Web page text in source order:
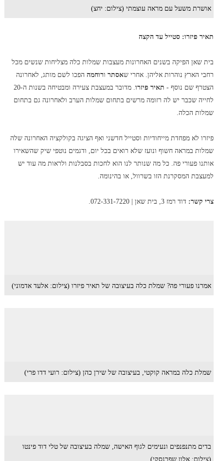
אושרת משעל עם מראה עוצמתי (צילום: יחצ)
תאיר פיזרו: סטייל עד הקצה
בית שאן הפיקה בשנים האחרונות מעצבות שמלות כלה מצליחות שנשים מכל
רחבי הארץ נוהרות אליהן. אחרי שאסתרורוחמההפכו לשם מותג, לאחרונה
הצטרף שם נוסף - תאיר פיזרו
. מדובר במעצבת צעירה ומבטיחה בשנות ה-20
לחייה שכבר יש לה רזומה מרשים בתחום שמלות הערב ולאחרונה גם בתחום
שמלות הכלה.
פיזרו לא מפחדת מייחודיות וסטייל חדשני ואף הציגה בקולקציה האחרונה שלה
שמלות במראה חשוף ונועז שלא רואים בכל יום, ודגמים נוטפי שיק שהשאירו
אותנו פעורי פה. כל מה שנותר לנו הוא לחכות בסבלנות ולראות מה עוד יש
למעצבת המסקרנת הזו בשרוול, או בהינומה.
צרי קשר: דוד רמז 3, בית שאן | 072-331-7220.
אמרנו פעורי פה? שמלת כלה בעיצובה של תאיר פיזרו (צילום: אלעד אדמוני)
שמלת כלה במראה קוקטי, בעיצובה של שירן כהן (צילום: רועי דדו פרי)
בדים מתנפנפים ונעימים לגוף האישה, שמלה בעיצובה של טלי דוד פינטו
(צילום: אלון שפרנסקי)